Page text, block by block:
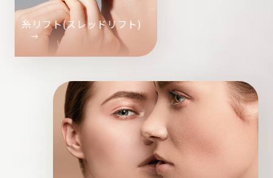
糸リフト(スレッドリフト)